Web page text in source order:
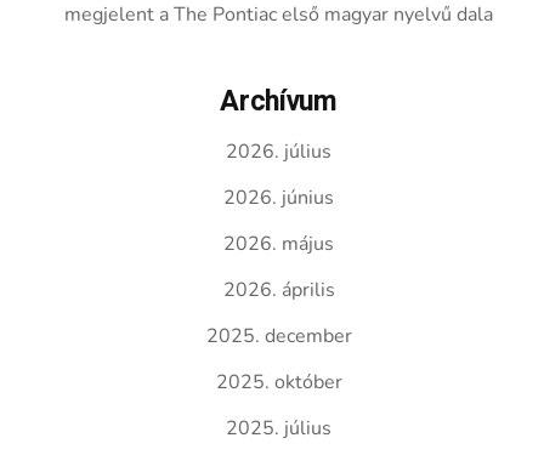
megjelent a The Pontiac első magyar nyelvű dala
Archívum
2026. július
2026. június
2026. május
2026. április
2025. december
2025. október
2025. július